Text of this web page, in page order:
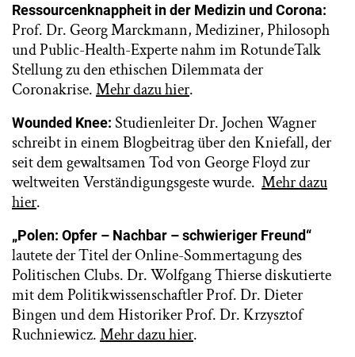
Ressourcenknappheit in der Medizin und Corona:
Prof. Dr. Georg Marckmann, Mediziner, Philosoph
und Public-Health-Experte nahm im RotundeTalk
Stellung zu den ethischen Dilemmata der
Coronakrise.Mehr dazu hier.
Wounded Knee: Studienleiter Dr. Jochen Wagner
schreibt in einem Blogbeitrag über den Kniefall, der
seit dem gewaltsamen Tod von George Floyd zur
weltweiten Verständigungsgeste wurde. Mehr dazu
hier.
„Polen: Opfer – Nachbar – schwieriger Freund“
lautete der Titel der Online-Sommertagung des
Politischen Clubs. Dr. Wolfgang Thierse diskutierte
mit dem Politikwissenschaftler Prof. Dr. Dieter
Bingen und dem Historiker Prof. Dr. Krzysztof
Ruchniewicz.Mehr dazu hier.